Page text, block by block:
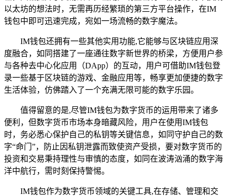
以太坊的想法时，无需再历经繁琐的第三方平台操作，在IM
钱包中即可迅速完成，宛如一场流畅的数字魔法。
IM钱包还拥有一些其他实用功能,它能够与区块链应用深
度融合，如同搭建了一座通往数字新世界的桥梁，方便用户参
与各种去中心化应用（DApp）的互动，用户可借助IM钱包登
录一些基于区块链的游戏、金融应用等，畅享更加便捷的数字
生活体验，仿佛踏入了一个充满无限可能的数字乐园。
值得留意的是,尽管IM钱包为数字货币的运用带来了诸多
便利，但数字货币市场本身暗藏风险，用户在使用IM钱包
时，务必悉心保护自己的私钥等关键信息，如同守护自己的数
字“命门”，防止因私钥泄露而致使资产受损，要对数字货币的
投资和交易秉持理性与审慎的态度，如同在波涛汹涌的数字海
洋中航行，需时刻保持警惕。
IM钱包作为数字货币领域的关键工具,在存储、管理和交